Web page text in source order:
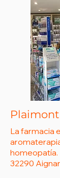
Plaimont
La farmacia
homeopatía.
32290